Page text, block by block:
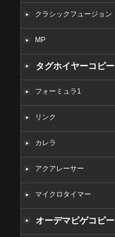
クラシックフュージョン
MP
タグホイヤーコピー
フォーミュラ1
リンク
カレラ
アクアレーサー
マイクロタイマー
オーデマピゲコピー